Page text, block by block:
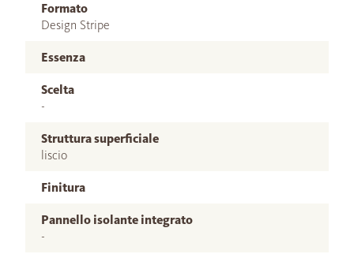
Formato
Design Stripe
Essenza
Scelta
-
Struttura superficiale
liscio
Finitura
Pannello isolante integrato
-